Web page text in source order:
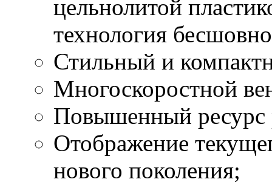
цельнолитой
технология
Стильный и
Многоскоростной
Повышенный ресурс
Отображение
нового поколения;